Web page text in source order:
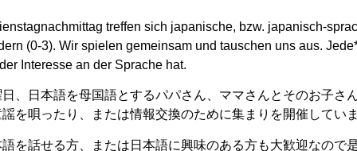
treffen sich japanische, bzw. japanisch-
(0-3). Wir spielen gemeinsam und tauschen uns aus.
Interesse an der Sprache hat.
、日本語を母国語とするパパさん、ママさんとそのお子さ
を唄ったり、または情報交換のために集まりを開催してい
を話せる方、または日本語に興味のある方も大歓迎なので